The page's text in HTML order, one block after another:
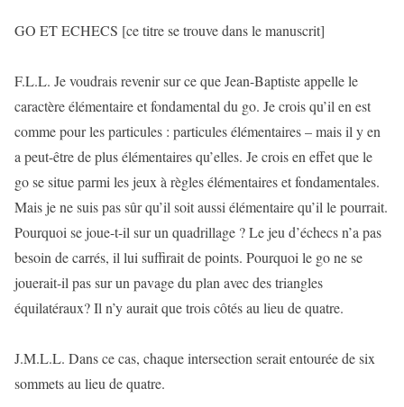
GO ET ECHECS [ce titre se trouve dans le manuscrit]
F.L.L. Je voudrais revenir sur ce que Jean-Baptiste appelle le
caractère élémentaire et fondamental du go. Je crois qu’il en est
comme pour les particules : particules élémentaires – mais il y en
a peut-être de plus élémentaires qu’elles. Je crois en effet que le
go se situe parmi les jeux à règles élémentaires et fondamentales.
Mais je ne suis pas sûr qu’il soit aussi élémentaire qu’il le pourrait.
Pourquoi se joue-t-il sur un quadrillage ? Le jeu d’échecs n’a pas
besoin de carrés, il lui suffirait de points. Pourquoi le go ne se
jouerait-il pas sur un pavage du plan avec des triangles
équilatéraux? Il n’y aurait que trois côtés au lieu de quatre.
J.M.L.L. Dans ce cas, chaque intersection serait entourée de six
sommets au lieu de quatre.